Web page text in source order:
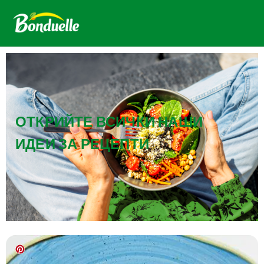
ОТКРИЙТЕ ВСИЧКИ НАШИ
ИДЕИ ЗА РЕЦЕПТИ